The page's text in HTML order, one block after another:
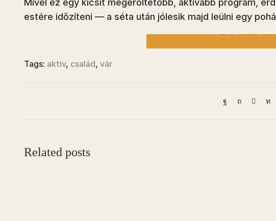
estére időzíteni — a séta után jólesik majd leülni egy
A LÁTOGATÁS
Tags: aktív, család, vár
Related posts